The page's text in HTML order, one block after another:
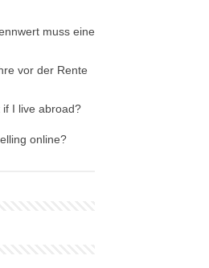
muss eine
vor der Rente
if I live abroad?
online?